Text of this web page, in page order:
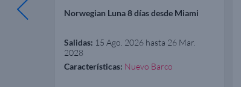
Norwegian Luna 8 días desde Miami
Salidas: 15 Ago. 2026 hasta 26 Mar.
2028
Características: Nuevo Barco